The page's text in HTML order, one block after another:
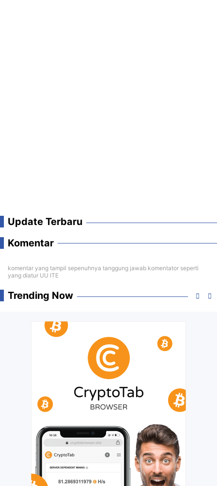
Update Terbaru
Komentar
komentar yang tampil sepenuhnya tanggung jawab komentator seperti
yang diatur UU ITE
Trending Now